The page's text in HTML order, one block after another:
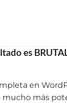
es
en
mucho más